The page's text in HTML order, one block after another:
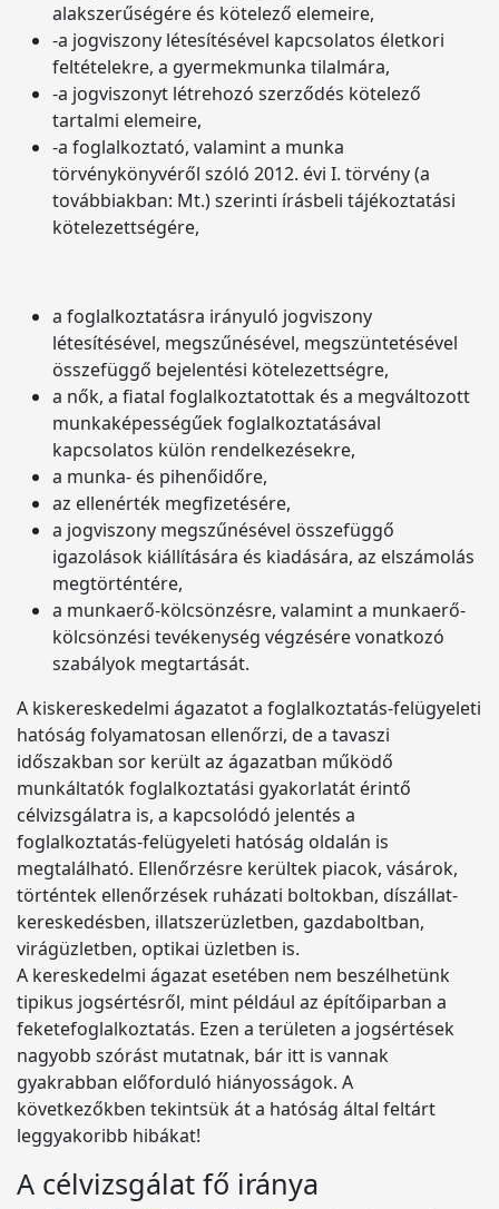
alakszerűségére és kötelező elemeire,
-a jogviszony létesítésével kapcsolatos életkori
feltételekre, a gyermekmunka tilalmára,
-a jogviszonyt létrehozó szerződés kötelező
tartalmi elemeire,
-a foglalkoztató, valamint a munka
törvénykönyvéről szóló 2012. évi I. törvény (a
továbbiakban: Mt.) szerinti írásbeli tájékoztatási
kötelezettségére,
a foglalkoztatásra irányuló jogviszony
létesítésével, megszűnésével, megszüntetésével
összefüggő bejelentési kötelezettségre,
a nők, a fiatal foglalkoztatottak és a megváltozott
munkaképességűek foglalkoztatásával
kapcsolatos külön rendelkezésekre,
a munka- és pihenőidőre,
az ellenérték megfizetésére,
a jogviszony megszűnésével összefüggő
igazolások kiállítására és kiadására, az elszámolás
megtörténtére,
a munkaerő-kölcsönzésre, valamint a munkaerő-
kölcsönzési tevékenység végzésére vonatkozó
szabályok megtartását.
A kiskereskedelmi ágazatot a foglalkoztatás-felügyeleti
hatóság folyamatosan ellenőrzi, de a tavaszi
időszakban sor került az ágazatban működő
munkáltatók foglalkoztatási gyakorlatát érintő
célvizsgálatra is, a kapcsolódó jelentés a
foglalkoztatás-felügyeleti hatóság oldalán is
megtalálható. Ellenőrzésre kerültek piacok, vásárok,
történtek ellenőrzések ruházati boltokban, díszállat-
kereskedésben, illatszerüzletben, gazdaboltban,
virágüzletben, optikai üzletben is.
A kereskedelmi ágazat esetében nem beszélhetünk
tipikus jogsértésről, mint például az építőiparban a
feketefoglalkoztatás. Ezen a területen a jogsértések
nagyobb szórást mutatnak, bár itt is vannak
gyakrabban előforduló hiányosságok. A
következőkben tekintsük át a hatóság által feltárt
leggyakoribb hibákat!
A célvizsgálat fő iránya